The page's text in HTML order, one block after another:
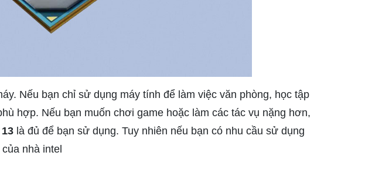
Nếu bạn chỉ sử dụng máy tính để làm việc văn phòng, học tập
hợp. Nếu bạn muốn chơi game hoặc làm các tác vụ nặng hơn,
13 là đủ để bạn sử dụng. Tuy nhiên nếu bạn có nhu cầu sử dụng
nhà intel